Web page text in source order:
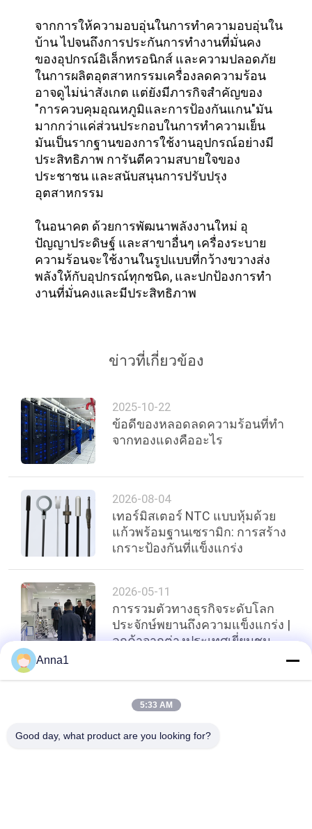
จากการให้ความอบอุ่นในการทําความอบอุ่นใน
บ้าน ไปจนถึงการประกันการทํางานที่มั่นคง
ของอุปกรณ์อิเล็กทรอนิกส์ และความปลอดภัย
ในการผลิตอุตสาหกรรมเครื่องลดความร้อน
อาจดูไม่น่าสังเกต แต่ยังมีภารกิจสําคัญของ
"การควบคุมอุณหภูมิและการป้องกันแกน"มัน
มากกว่าแค่ส่วนประกอบในการทําความเย็น
มันเป็นรากฐานของการใช้งานอุปกรณ์อย่างมี
ประสิทธิภาพ การันตีความสบายใจของ
ประชาชน และสนับสนุนการปรับปรุง
อุตสาหกรรม
ในอนาคต ด้วยการพัฒนาพลังงานใหม่ อุ
ปัญญาประดิษฐ์ และสาขาอื่นๆ เครื่องระบาย
ความร้อนจะใช้งานในรูปแบบที่กว้างขวางส่ง
พลังให้กับอุปกรณ์ทุกชนิด, และปกป้องการทํา
งานที่มั่นคงและมีประสิทธิภาพ
ข่าวที่เกี่ยวข้อง
2025-10-22
ข้อดีของหลอดลดความร้อนที่ทํา
จากทองแดงคืออะไร
2026-08-04
เทอร์มิสเตอร์ NTC แบบหุ้มด้วย
แก้วพร้อมฐานเซรามิก: การสร้าง
เกราะป้องกันที่แข็งแกร่ง
2026-05-11
การรวมตัวทางธุรกิจระดับโลก
ประจักษ์พยานถึงความแข็งแกร่ง |
ลูกค้าจากต่างประเทศเยี่ยมชม
ด้านบน
Anna1
5:33 AM
Good day, what product are you looking for?